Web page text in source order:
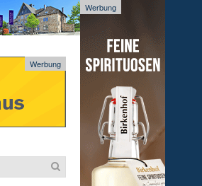
Werbung
Werbung